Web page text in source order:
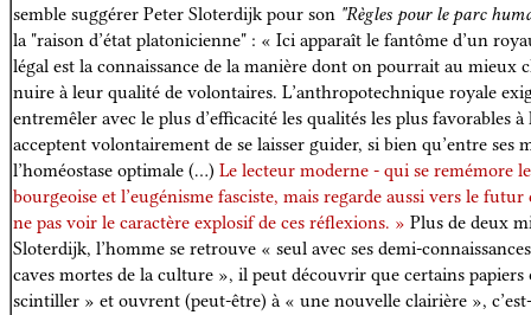
semble suggérer Peter Sloterdijk pour son "Règles pour le parc
la "raison d’état platonicienne" : « Ici apparaît le fantôme d’un
légal est la connaissance de la manière dont on pourrait au mieux
nuire à leur qualité de volontaires. L’anthropotechnique royale
entremêler avec le plus d’efficacité les qualités les plus favorables
acceptent volontairement de se laisser guider, si bien qu’entre ses
l’homéostase optimale (…) Le lecteur moderne - qui se remémore
bourgeoise et l’eugénisme fasciste, mais regarde aussi vers le
ne pas voir le caractère explosif de ces réflexions. » Plus de deux
Sloterdijk, l’homme se retrouve « seul avec ses demi-
caves mortes de la culture », il peut découvrir que certains
scintiller » et ouvrent (peut-être) à « une nouvelle clairière »,